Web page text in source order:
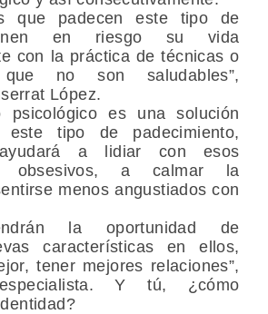
que padecen este tipo de
en riesgo su vida
con la práctica de técnicas o
que no son saludables”,
López.
psicológico es una solución
este tipo de padecimiento,
a lidiar con esos
obsesivos, a calmar la
menos angustiados con
la oportunidad de
características en ellos,
tener mejores relaciones”,
Y tú, ¿cómo